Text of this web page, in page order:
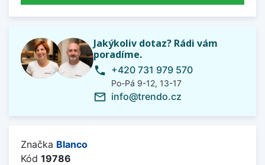
Jakýkoliv dotaz? Rádi vám
poradíme.
phone +420 731 979 570
Po-Pá 9-12, 13-17
mail_outline info@trendo.cz
Značka Blanco
Kód 19786